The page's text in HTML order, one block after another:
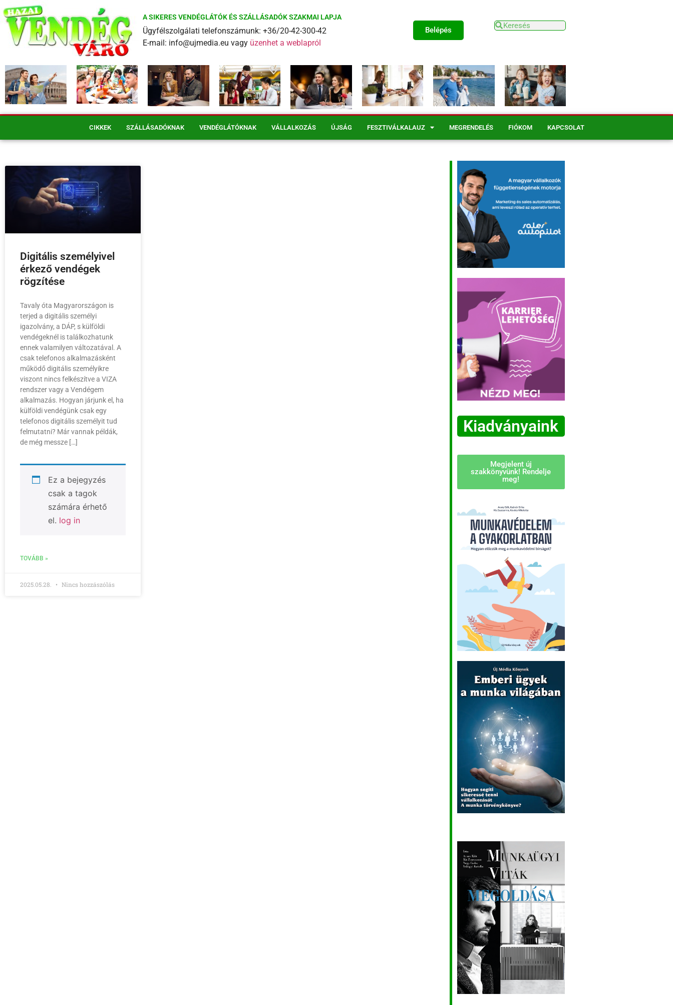
A SIKERES VENDÉGLÁTÓK ÉS SZÁLLÁSADÓK SZAKMAI LAPJA
Ügyfélszolgálati telefonszámunk: +36/20-42-300-42
E-mail: info@ujmedia.eu vagy üzenhet a weblapról
Belépés
CIKKEK SZÁLLÁSADÓKNAK VENDÉGLÁTÓKNAK VÁLLALKOZÁS ÚJSÁG FESZTIVÁLKALAUZ MEGRENDELÉS FIÓKOM KAPCSOLAT
Digitális személyivel
érkező vendégek
rögzítése
Tavaly óta Magyarországon is
terjed a digitális személyi
igazolvány, a DÁP, s külföldi
vendégeknél is találkozhatunk
ennek valamilyen változatával. A
csak telefonos alkalmazásként
működő digitális személyikre
viszont nincs felkészítve a VIZA
rendszer vagy a Vendégem
alkalmazás. Hogyan járjunk el, ha
külföldi vendégünk csak egy
telefonos digitális személyit tud
felmutatni? Már vannak példák,
de még messze […]
Ez a bejegyzés
csak a tagok
számára érhető
el. log in
TOVÁBB »
2025.05.28. Nincs hozzászólás
Kiadványaink
Megjelent új
szakkönyvünk! Rendelje
meg!